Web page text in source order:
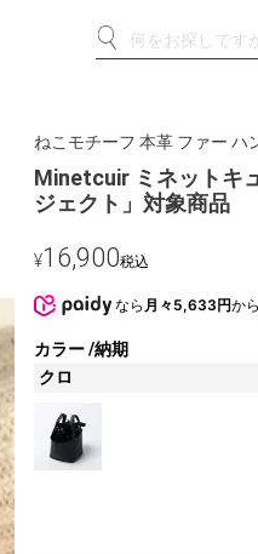
ねこモチーフ 本革 ファー ハ
Minetcuir ミネットキ
ジェクト」対象商品
¥16,900税込
なら 月々5,633円か
カラー 納期
クロ